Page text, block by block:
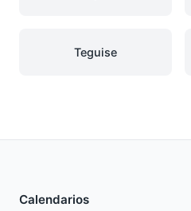
Teguise
Calendarios